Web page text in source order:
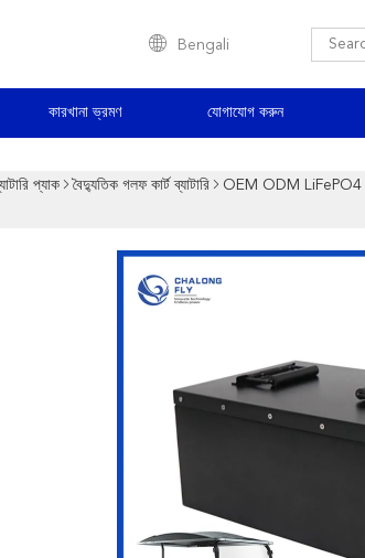
Bengali
কারখানা ভ্রমণ যোগাযোগ করুন
প্যাক বৈদ্যুতিক গলফ কার্ট ব্যাটারি
OEM ODM LiFePO4